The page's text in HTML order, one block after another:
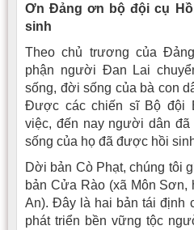
Ơn Đảng ơn bộ đội cụ
sinh
Theo chủ trương của
phận người Ðan Lai
sống, đời sống của bà con
Ðược các chiến sĩ Bộ đội
việc, đến nay người dân đã
sống của họ đã được hồi
Dời bản Cò Phạt, chúng tôi
bản Cửa Rào (xã Môn Sơn,
An). Ðây là hai bản tái định
phát triển bền vững tộc